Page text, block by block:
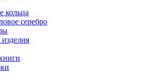
кольца
серебро